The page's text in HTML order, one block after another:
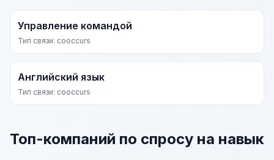
Управление командой
Тип связи: cooccurs
Английский язык
Тип связи: cooccurs
Топ-компаний по спросу на навык